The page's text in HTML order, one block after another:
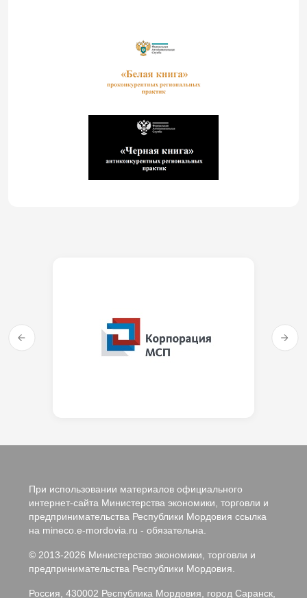
При использовании материалов официального
интернет-сайта Министерства экономики, торговли и
предпринимательства Республики Мордовия ссылка
на mineco.e-mordovia.ru - обязательна.
© 2013-2026 Министерство экономики, торговли и
предпринимательства Республики Мордовия.
Россия, 430002 Республика Мордовия, город Саранск,